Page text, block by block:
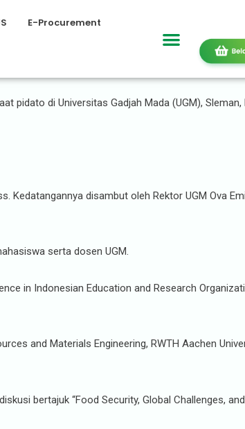
E-Procurement
pidato di Universitas Gadjah Mada (UGM), Sleman,
Kedatangannya disambut oleh Rektor UGM Ova
serta dosen UGM.
in Indonesian Education and Research
and Materials Engineering, RWTH Aachen
bertajuk “Food Security, Global Challenges, and